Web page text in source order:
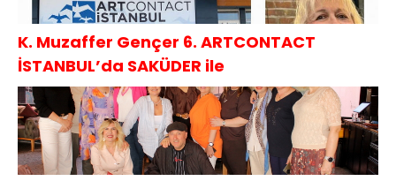
K. Muzaffer Gençer 6. ARTCONTACT
İSTANBUL’da SAKÜDER ile